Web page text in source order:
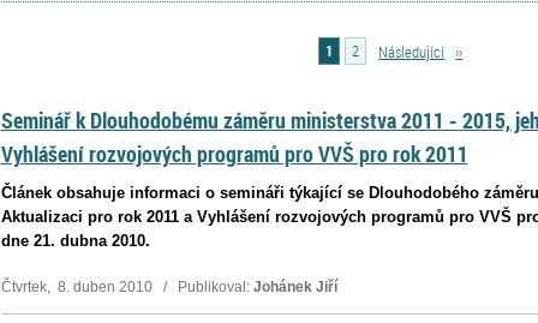
1 2 Následující ››
Seminář k Dlouhodobému záměru ministerstva 2011 - 2015,
Vyhlášení rozvojových programů pro VVŠ pro rok 2011
Článek obsahuje informaci o semináři týkající se Dlouhodobého
Aktualizaci pro rok 2011 a Vyhlášení rozvojových programů pro VVŠ
dne 21. dubna 2010.
Čtvrtek, 8. duben 2010 / Publikoval: Johánek Jiří